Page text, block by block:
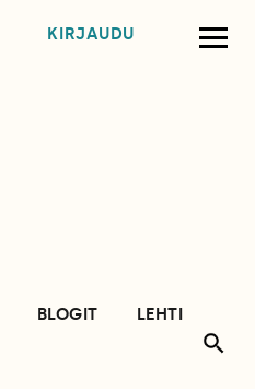
KIRJAUDU
BLOGIT
LEHTI